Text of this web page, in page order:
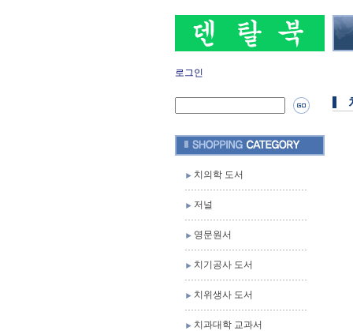
로그인
치의학 도서
저널
영문원서
치기공사 도서
치위생사 도서
치과대학 교과서